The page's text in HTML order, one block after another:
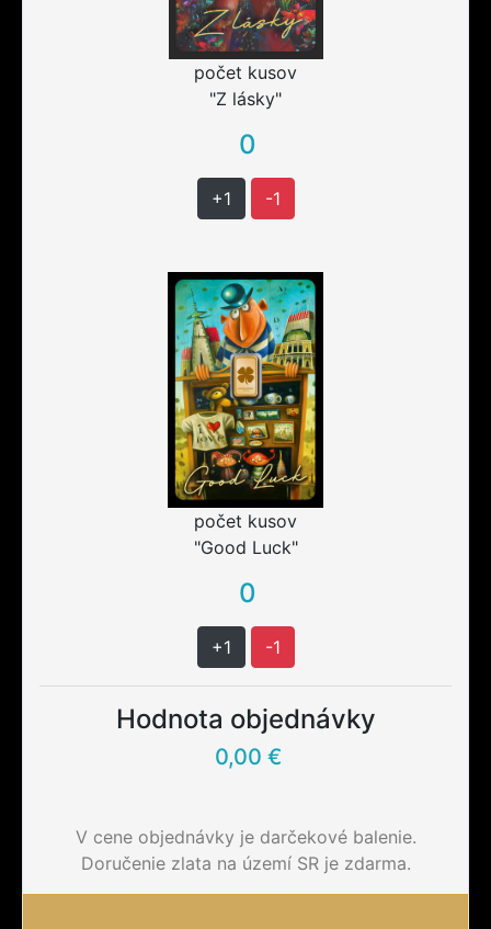
počet kusov
"Z lásky"
0
+1 -1
počet kusov
"Good Luck"
0
+1 -1
Hodnota objednávky
0,00 €
V cene objednávky je darčekové balenie.
Doručenie zlata na území SR je zdarma.